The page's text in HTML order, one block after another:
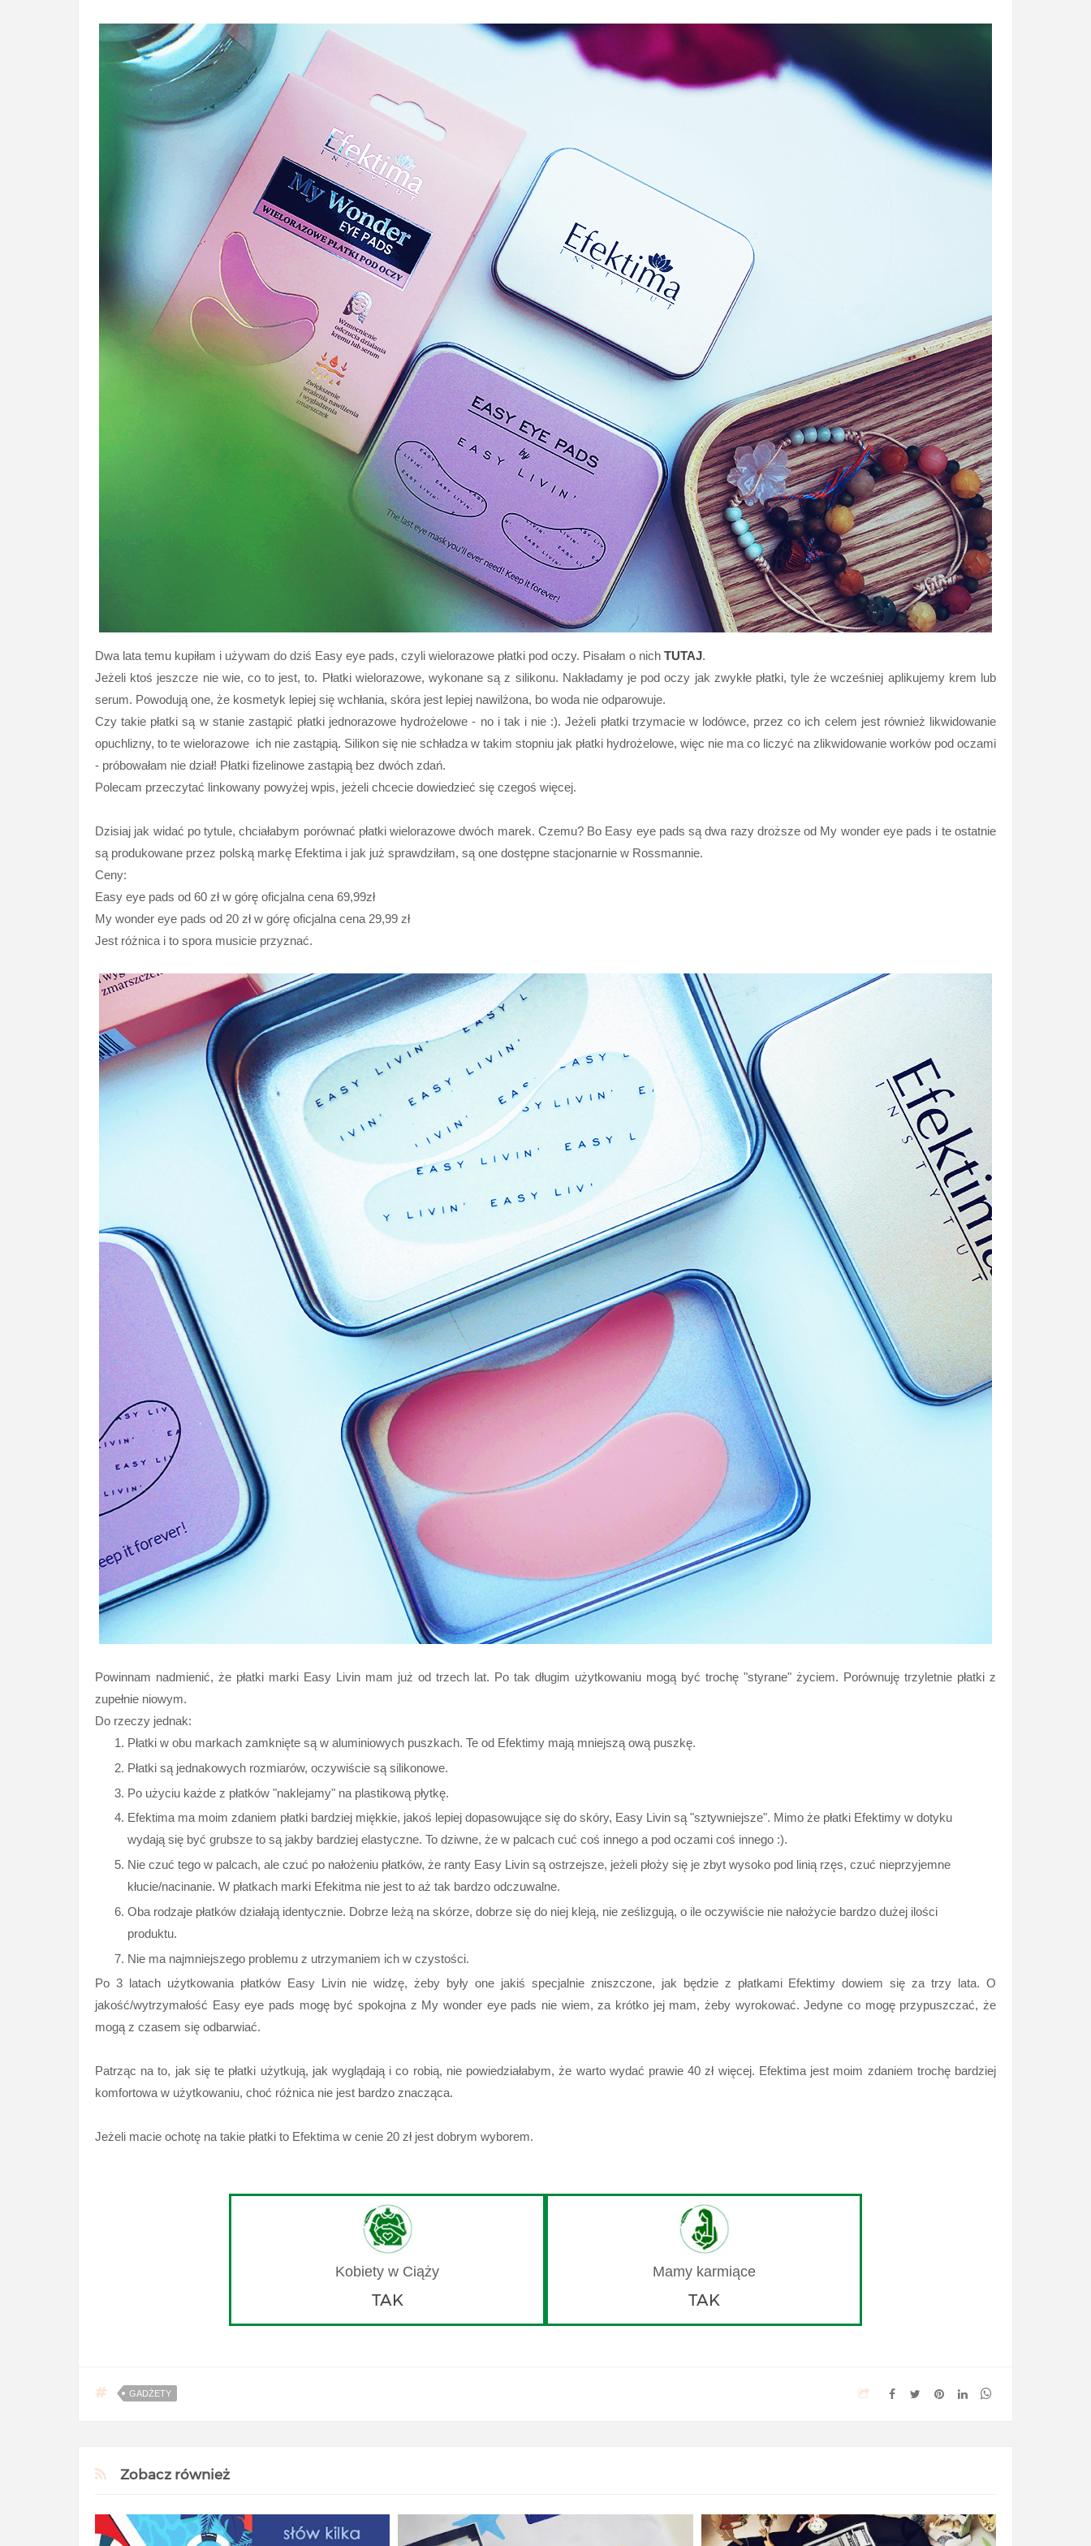
Dwa lata temu kupiłam i używam do dziś Easy eye pads, czyli wielorazowe płatki pod oczy. Pisałam o nich TUTAJ.
Jeżeli ktoś jeszcze nie wie, co to jest, to. Płatki wielorazowe, wykonane są z silikonu. Nakładamy je pod oczy jak zwykłe płatki, tyle że wcześniej aplikujemy krem lub
serum. Powodują one, że kosmetyk lepiej się wchłania, skóra jest lepiej nawilżona, bo woda nie odparowuje.
Czy takie płatki są w stanie zastąpić płatki jednorazowe hydrożelowe - no i tak i nie :). Jeżeli płatki trzymacie w lodówce, przez co ich celem jest również likwidowanie
opuchlizny, to te wielorazowe ich nie zastąpią. Silikon się nie schładza w takim stopniu jak płatki hydrożelowe, więc nie ma co liczyć na zlikwidowanie worków pod oczami
- próbowałam nie dział! Płatki fizelinowe zastąpią bez dwóch zdań.
Polecam przeczytać linkowany powyżej wpis, jeżeli chcecie dowiedzieć się czegoś więcej.
Dzisiaj jak widać po tytule, chciałabym porównać płatki wielorazowe dwóch marek. Czemu? Bo Easy eye pads są dwa razy droższe od My wonder eye pads i te ostatnie
są produkowane przez polską markę Efektima i jak już sprawdziłam, są one dostępne stacjonarnie w Rossmannie.
Ceny:
Easy eye pads od 60 zł w górę oficjalna cena 69,99zł
My wonder eye pads od 20 zł w górę oficjalna cena 29,99 zł
Jest różnica i to spora musicie przyznać.
Powinnam nadmienić, że płatki marki Easy Livin mam już od trzech lat. Po tak długim użytkowaniu mogą być trochę "styrane" życiem. Porównuję trzyletnie płatki z
zupełnie niowym.
Do rzeczy jednak:
Płatki w obu markach zamknięte są w aluminiowych puszkach. Te od Efektimy mają mniejszą ową puszkę.
Płatki są jednakowych rozmiarów, oczywiście są silikonowe.
Po użyciu każde z płatków "naklejamy" na plastikową płytkę.
Efektima ma moim zdaniem płatki bardziej miękkie, jakoś lepiej dopasowujące się do skóry, Easy Livin są "sztywniejsze". Mimo że płatki Efektimy w dotyku
wydają się być grubsze to są jakby bardziej elastyczne. To dziwne, że w palcach cuć coś innego a pod oczami coś innego :).
Nie czuć tego w palcach, ale czuć po nałożeniu płatków, że ranty Easy Livin są ostrzejsze, jeżeli płoży się je zbyt wysoko pod linią rzęs, czuć nieprzyjemne
kłucie/nacinanie. W płatkach marki Efekitma nie jest to aż tak bardzo odczuwalne.
Oba rodzaje płatków działają identycznie. Dobrze leżą na skórze, dobrze się do niej kleją, nie ześlizgują, o ile oczywiście nie nałożycie bardzo dużej ilości
produktu.
Nie ma najmniejszego problemu z utrzymaniem ich w czystości.
Po 3 latach użytkowania płatków Easy Livin nie widzę, żeby były one jakiś specjalnie zniszczone, jak będzie z płatkami Efektimy dowiem się za trzy lata. O
jakość/wytrzymałość Easy eye pads mogę być spokojna z My wonder eye pads nie wiem, za krótko jej mam, żeby wyrokować. Jedyne co mogę przypuszczać, że
mogą z czasem się odbarwiać.
Patrząc na to, jak się te płatki użytkują, jak wyglądają i co robią, nie powiedziałabym, że warto wydać prawie 40 zł więcej. Efektima jest moim zdaniem trochę bardziej
komfortowa w użytkowaniu, choć różnica nie jest bardzo znacząca.
Jeżeli macie ochotę na takie płatki to Efektima w cenie 20 zł jest dobrym wyborem.
TAK TAK
GADŻETY
Zobacz również